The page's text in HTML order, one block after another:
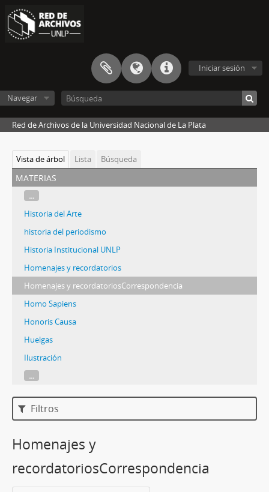
Iniciar sesión
Navegar
Red de Archivos de la Universidad Nacional de La Plata
Vista de árbol Lista Búsqueda
materias
...
Historia del Arte
historia del periodismo
Historia Institucional UNLP
Homenajes y recordatorios
Homenajes y recordatoriosCorrespondencia
Homo Sapiens
Honoris Causa
Huelgas
Ilustración
...
Filtros
Homenajes y
recordatoriosCorrespondencia